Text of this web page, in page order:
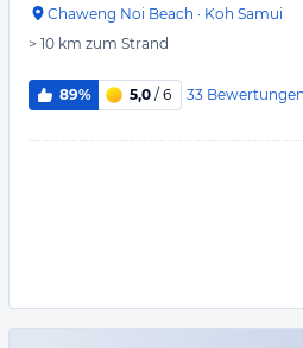
Chaweng Noi Beach · Koh Samui
> 10 km zum Strand
89% 5,0 / 6 33 Bewertungen